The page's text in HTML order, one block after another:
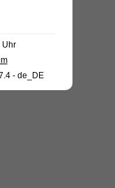
Uhr
- de_DE